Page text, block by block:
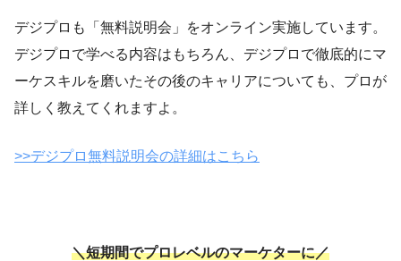
デジプロも「無料説明会」をオンライン実施しています。
デジプロで学べる内容はもちろん、デジプロで徹底的にマ
ーケスキルを磨いたその後のキャリアについても、プロが
詳しく教えてくれますよ。
>>デジプロ無料説明会の詳細はこちら
＼短期間でプロレベルのマーケターに／